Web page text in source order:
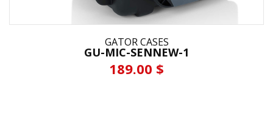
GATOR CASES
GU-MIC-SENNEW-1
189.00 $